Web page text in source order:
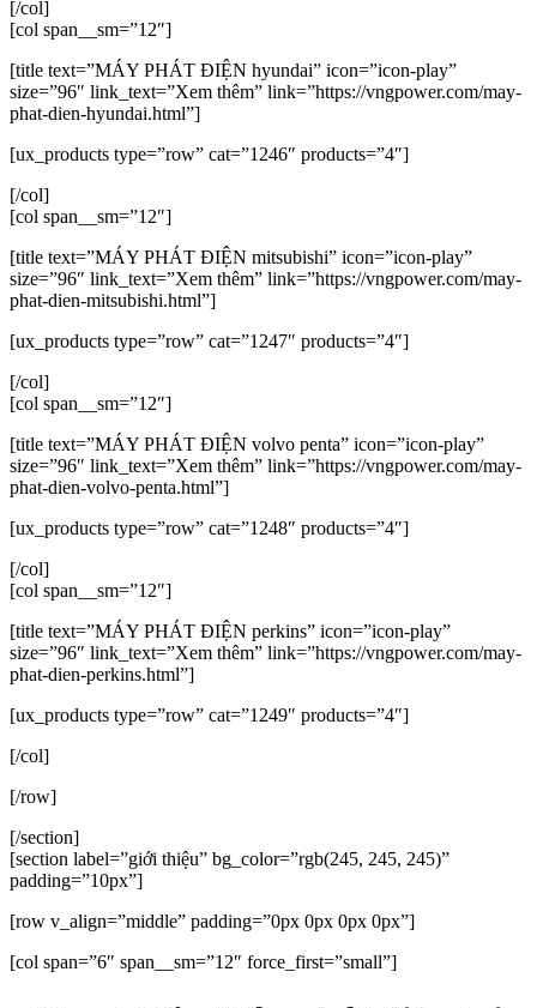
[/col]
[col span__sm=”12″]
[title text=”MÁY PHÁT ĐIỆN hyundai” icon=”icon-play”
size=”96″ link_text=”Xem thêm” link=”https://vngpower.com/may-
phat-dien-hyundai.html”]
[ux_products type=”row” cat=”1246″ products=”4″]
[/col]
[col span__sm=”12″]
[title text=”MÁY PHÁT ĐIỆN mitsubishi” icon=”icon-play”
size=”96″ link_text=”Xem thêm” link=”https://vngpower.com/may-
phat-dien-mitsubishi.html”]
[ux_products type=”row” cat=”1247″ products=”4″]
[/col]
[col span__sm=”12″]
[title text=”MÁY PHÁT ĐIỆN volvo penta” icon=”icon-play”
size=”96″ link_text=”Xem thêm” link=”https://vngpower.com/may-
phat-dien-volvo-penta.html”]
[ux_products type=”row” cat=”1248″ products=”4″]
[/col]
[col span__sm=”12″]
[title text=”MÁY PHÁT ĐIỆN perkins” icon=”icon-play”
size=”96″ link_text=”Xem thêm” link=”https://vngpower.com/may-
phat-dien-perkins.html”]
[ux_products type=”row” cat=”1249″ products=”4″]
[/col]
[/row]
[/section]
[section label=”giới thiệu” bg_color=”rgb(245, 245, 245)”
padding=”10px”]
[row v_align=”middle” padding=”0px 0px 0px 0px”]
[col span=”6″ span__sm=”12″ force_first=”small”]